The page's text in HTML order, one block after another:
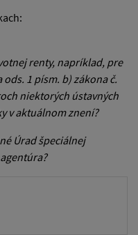
renty, napríklad, pre
1 písm. b) zákona č.
niektorých ústavných
v aktuálnom znení?
Úrad špeciálnej